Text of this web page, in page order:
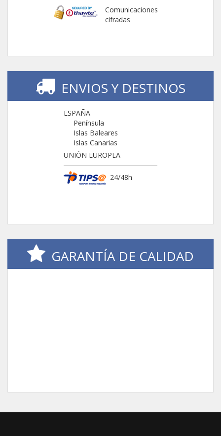
Comunicaciones
cifradas
ENVIOS Y DESTINOS
ESPAÑA
Península
Islas Baleares
Islas Canarias
UNIÓN EUROPEA
24/48h
GARANTÍA DE CALIDAD